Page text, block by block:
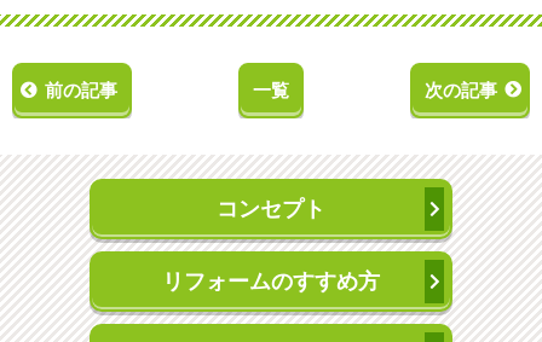
前の記事 一覧 次の記事
コンセプト
リフォームのすすめ方